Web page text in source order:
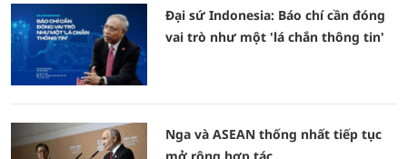
Đại sứ Indonesia: Báo chí cần đóng
vai trò như một 'lá chắn thông tin'
Nga và ASEAN thống nhất tiếp tục